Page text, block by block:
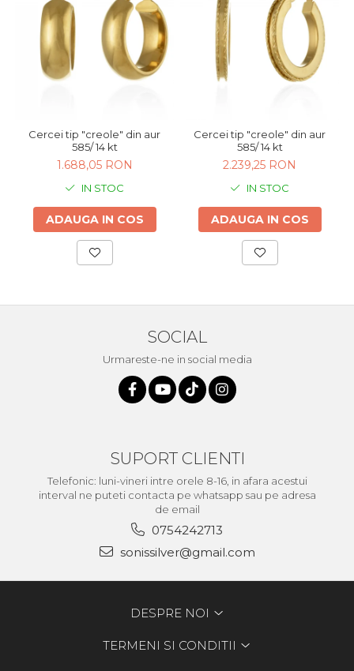
Cercei tip "creole" din aur
585/ 14 kt
1.688,05 RON
IN STOC
ADAUGA IN COS
Cercei tip "creole" din aur
585/ 14 kt
2.239,25 RON
IN STOC
ADAUGA IN COS
SOCIAL
Urmareste-ne in social media
SUPORT CLIENTI
Telefonic: luni-vineri intre orele 8-16, in afara acestui
interval ne puteti contacta pe whatsapp sau pe adresa
de email
0754242713
sonissilver@gmail.com
DESPRE NOI
TERMENI SI CONDITII